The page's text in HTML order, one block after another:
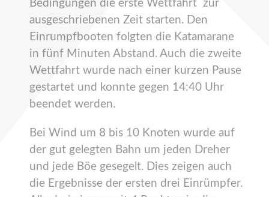
Bedingungen die erste Wettfahrt zur
ausgeschriebenen Zeit starten. Den
Einrumpfbooten folgten die Katamarane
in fünf Minuten Abstand. Auch die zweite
Wettfahrt wurde nach einer kurzen Pause
gestartet und konnte gegen 14:40 Uhr
beendet werden.
Bei Wind um 8 bis 10 Knoten wurde auf
der gut gelegten Bahn um jeden Dreher
und jede Böe gesegelt. Dies zeigen auch
die Ergebnisse der ersten drei Einrümpfer.